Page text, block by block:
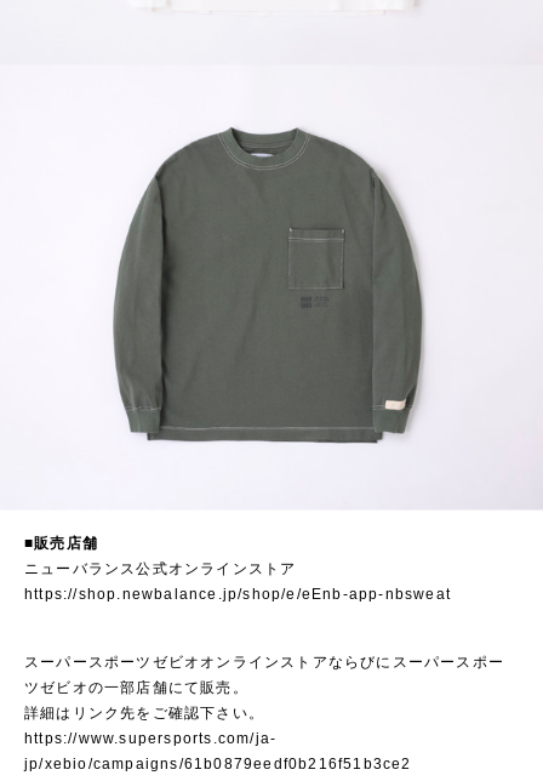
■販売店舗
ニューバランス公式オンラインストア
https://shop.newbalance.jp/shop/e/eEnb-app-nbsweat
スーパースポーツゼビオオンラインストアならびにスーパースポー
ツゼビオの一部店舗にて販売。
詳細はリンク先をご確認下さい。
https://www.supersports.com/ja-
jp/xebio/campaigns/61b0879eedf0b216f51b3ce2